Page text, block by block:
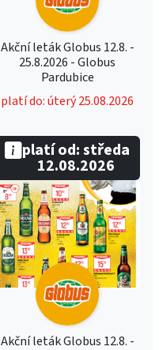
Akční leták Globus 12.8. -
25.8.2026 - Globus
Pardubice
platí do: úterý 25.08.2026
Akční leták Globus 12.8. -
platí od: středa
12.08.2026